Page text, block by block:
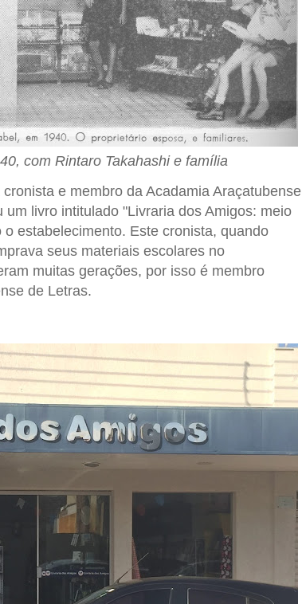
com Rintaro Takahashi e família
e membro da Acadamia Araçatubense
livro intitulado "Livraria dos Amigos: meio
estabelecimento. Este cronista, quando
seus materiais escolares no
muitas gerações, por isso é membro
de Letras.